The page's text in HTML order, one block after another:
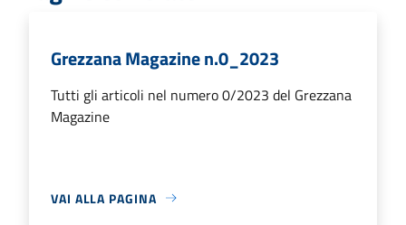
Grezzana Magazine n.0_2023
Tutti gli articoli nel numero 0/2023 del Grezzana
Magazine
VAI ALLA PAGINA